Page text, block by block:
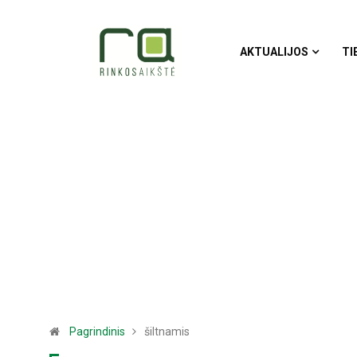
AKTUALIJOS
Pagrindinis šiltnamis